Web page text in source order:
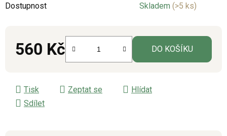
Dostupnost Skladem (>5 ks)
560 Kč DO KOŠÍKU
Tisk Zeptat se
Hlídat
Sdílet